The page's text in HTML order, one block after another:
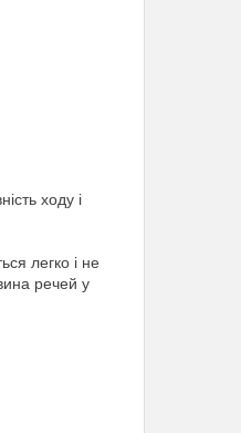
ходу і
легко і не
речей у